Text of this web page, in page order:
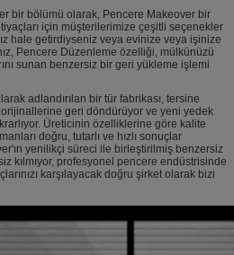
bir bölümü olarak, Pencere Makeover bir
için müşterilerimize çeşitli seçenekler
hale getirdiyseniz veya evinize veya işinize
Pencere Düzenleme özelliği, mülkünüzü
sunan benzersiz bir geri yükleme işlemi
adlandırılan bir tür fabrikası, tersine
geri döndürüyor ve yeni yedek
Üreticinin özelliklerine göre kalite
doğru, tutarlı ve hızlı sonuçlar
yenilikçi süreci ile birleştirilmiş benzersiz
kılmıyor, profesyonel pencere endüstrisinde
karşılayacak doğru şirket olarak bizi